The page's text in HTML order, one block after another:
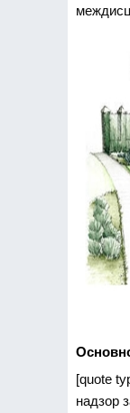
[quote
надзор